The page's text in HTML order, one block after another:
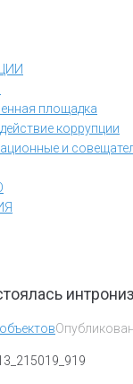
площадка
коррупции
и